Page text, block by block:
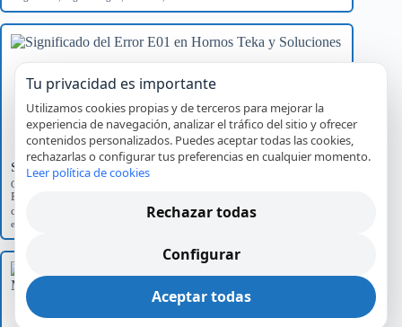
Significado del Error E01 en Hornos Teka y Soluciones
Códigos de error por marca
Explora el significado del error E01 en hornos Teka, sus causas
comunes y el impacto…
error E01
Tu privacidad es importante
Utilizamos cookies propias y de terceros para mejorar la
experiencia de navegación, analizar el tráfico del sitio y ofrecer
contenidos personalizados. Puedes aceptar todas las cookies,
rechazarlas o configurar tus preferencias en cualquier momento.
Leer política de cookies
Rechazar todas
Configurar
Aceptar todas